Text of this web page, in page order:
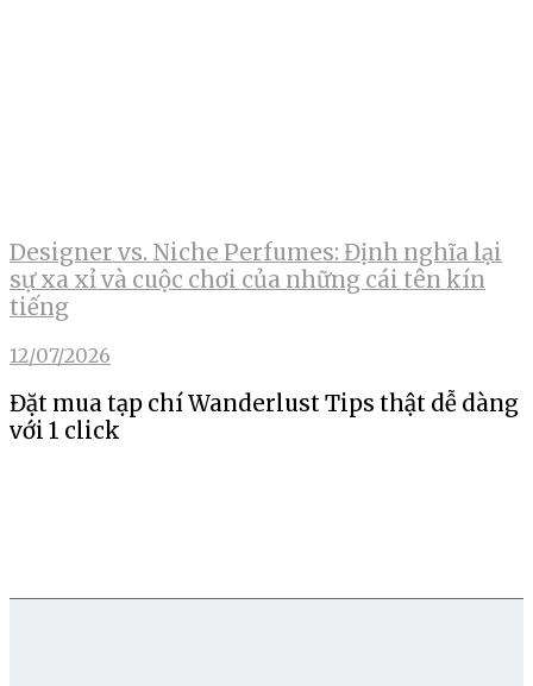
Designer vs. Niche Perfumes: Định nghĩa lại
sự xa xỉ và cuộc chơi của những cái tên kín
tiếng
12/07/2026
Đặt mua tạp chí Wanderlust Tips thật dễ dàng
với 1 click